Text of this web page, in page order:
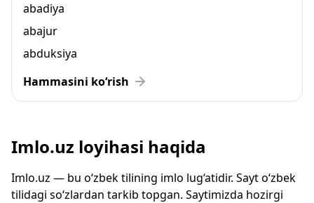
abadiya
abajur
abduksiya
Hammasini ko‘rish
Imlo.uz loyihasi haqida
Imlo.uz — bu o‘zbek tilining imlo lug‘atidir. Sayt o‘zbek
tilidagi so‘zlardan tarkib topgan. Saytimizda hozirgi